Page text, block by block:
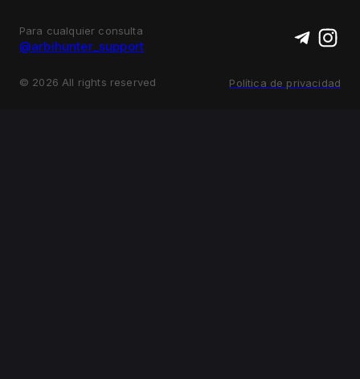
Para cualquier consulta
@arbihunter_support
© 2026 All rights reserved Política de privacidad